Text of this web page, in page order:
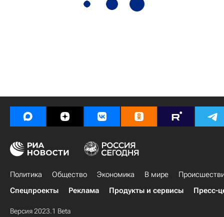
Политика Общество Экономика В мире
Спецпроекты
Реклама Продукты и сервисы Пресс-
Версия 2023.1 Beta